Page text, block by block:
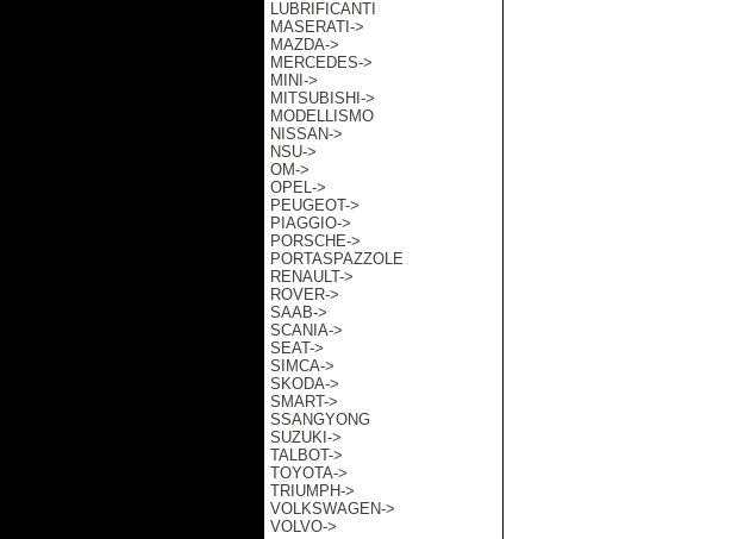
LUBRIFICANTI
MASERATI->
MAZDA->
MERCEDES->
MINI->
MITSUBISHI->
MODELLISMO
NISSAN->
NSU->
OM->
OPEL->
PEUGEOT->
PIAGGIO->
PORSCHE->
PORTASPAZZOLE
RENAULT->
ROVER->
SAAB->
SCANIA->
SEAT->
SIMCA->
SKODA->
SMART->
SSANGYONG
SUZUKI->
TALBOT->
TOYOTA->
TRIUMPH->
VOLKSWAGEN->
VOLVO->